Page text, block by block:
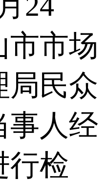
市市场
局民众
事人经
行检